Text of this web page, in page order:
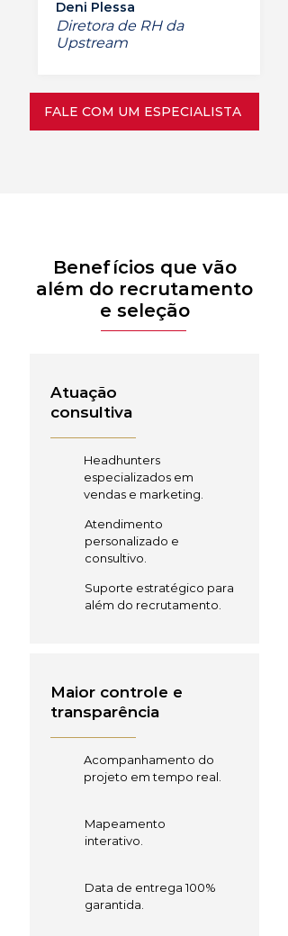
Deni Plessa
Diretora de RH da
Upstream
FALE COM UM ESPECIALISTA
Benefícios que vão
além do recrutamento
e seleção
Atuação
consultiva
Headhunters
especializados em
vendas e marketing.
Atendimento
personalizado e
consultivo.
Suporte estratégico para
além do recrutamento.
Maior controle e
transparência
Acompanhamento do
projeto em tempo real.
Mapeamento
interativo.
Data de entrega 100%
garantida.